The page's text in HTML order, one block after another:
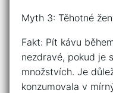
Myth 3: Těhotné
Fakt: Pít kávu
nezdravé, pokud je
množstvích. Je
konzumovala v